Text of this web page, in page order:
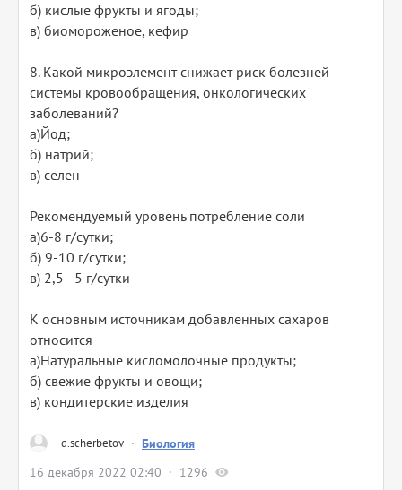
d.scherbetov · Биология
16 декабря 2022 02:40
1296
б) кислые фрукты и ягоды;
в) биомороженое, кефир
8. Какой микроэлемент снижает риск болезней
системы кровообращения, онкологических
заболеваний?
а)Йод;
б) натрий;
в) селен
Рекомендуемый уровень потребление соли
а)6-8 г/сутки;
б) 9-10 г/сутки;
в) 2,5 - 5 г/сутки
К основным источникам добавленных сахаров
относится
а)Натуральные кисломолочные продукты;
б) свежие фрукты и овощи;
в) кондитерские изделия